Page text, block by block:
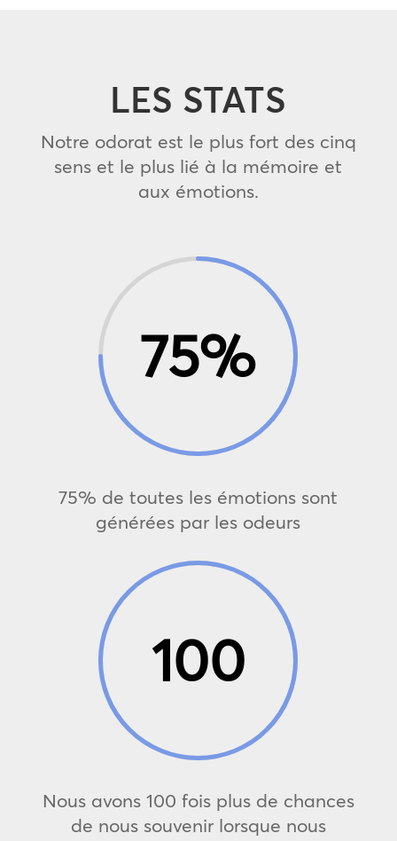
LES STATS
Notre odorat est le plus fort des cinq
sens et le plus lié à la mémoire et
aux émotions.
75%
75% de toutes les émotions sont
générées par les odeurs
100
Nous avons 100 fois plus de chances
de nous souvenir lorsque nous